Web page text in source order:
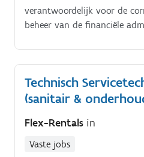
huisadvocaat: dossiers
stukken bezorgen en de
tijdens de procedure:
oplossingsgericht
bijhouden van de status van
afspraken,
verantwoordelijk voor de
beheer van de financiële
team en andere
afschriften en het up to date
systeem.
Technisch
(sanitair &
Flex-Rentals in
Vaste jobs